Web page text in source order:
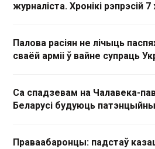
журналіста. Хронікі рэпрэсій 7
Палова расіян не лічыць
сваёй арміі ў вайне супраць
Са спадзевам на Чалавека-
Беларусі будуюць
Праваабаронцы: падстаў